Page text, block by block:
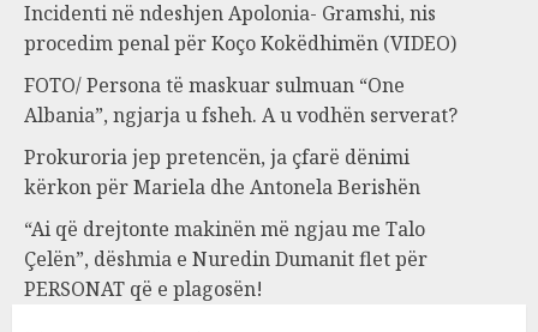
Incidenti në ndeshjen Apolonia- Gramshi, nis
procedim penal për Koço Kokëdhimën (VIDEO)
FOTO/ Persona të maskuar sulmuan “One
Albania”, ngjarja u fsheh. A u vodhën serverat?
Prokuroria jep pretencën, ja çfarë dënimi
kërkon për Mariela dhe Antonela Berishën
“Ai që drejtonte makinën më ngjau me Talo
Çelën”, dëshmia e Nuredin Dumanit flet për
PERSONAT që e plagosën!